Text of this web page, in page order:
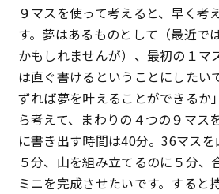
９マスを使って考えると、早く考
す。夢はあるものとして（最近で
かもしれませんが）、最初の１マ
は直ぐ書けるということにしたい
ずれば夢を叶えることができるか
ら考えて、まわりの４つの９マス
に書き出す時間は40分。36マス
５分、山を組み立てるのに５分、
ミニを完成させたいです。すると